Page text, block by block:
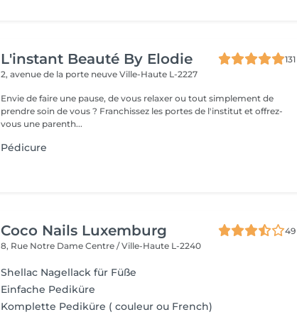
L'instant Beauté By Elodie
131
2, avenue de la porte neuveVille-Haute L-2227
Envie de faire une pause, de vous relaxer ou tout simplement de
prendre soin de vous ? Franchissez les portes de l'institut et offrez-
vous une parenth...
Pédicure
Coco Nails Luxemburg
49
8, Rue Notre DameCentre / Ville-Haute L-2240
Shellac Nagellack für Füße
Einfache Pediküre
Komplette Pediküre ( couleur ou French)